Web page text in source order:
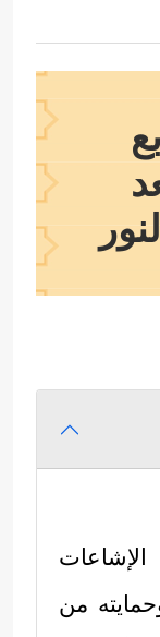
الإشاعات
من